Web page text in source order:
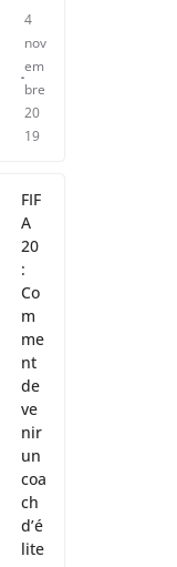
4
nov
em
bre
20
19
FIF
A
20
:
Co
m
me
nt
de
ve
nir
un
coa
ch
d’é
lite